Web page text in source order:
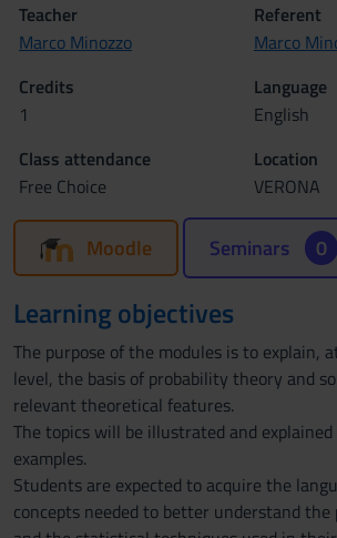
Teacher
Marco Minozzo
Referent
Marco
Credits
1
Language
English
Class attendance
Free Choice
Location
VERONA
Moodle Seminars 0
Learning objectives
The purpose of the modules is to explain,
level, the basis of probability theory and
relevant theoretical features.
The topics will be illustrated and
examples.
Students are expected to acquire the
concepts needed to better understand